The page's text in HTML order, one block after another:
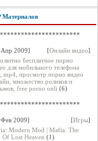
Материалов
***********************
2009] [Онлайн видео]
бесплатное порно
для мобильного телефона
mp4, просмотр порно видео
множество роликов и
free porno onli (6)
***********************
2009] [Игры]
Modern Mod | Mafia: The
Of Lost Heaven (1)